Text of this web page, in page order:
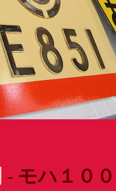
- モハ１０